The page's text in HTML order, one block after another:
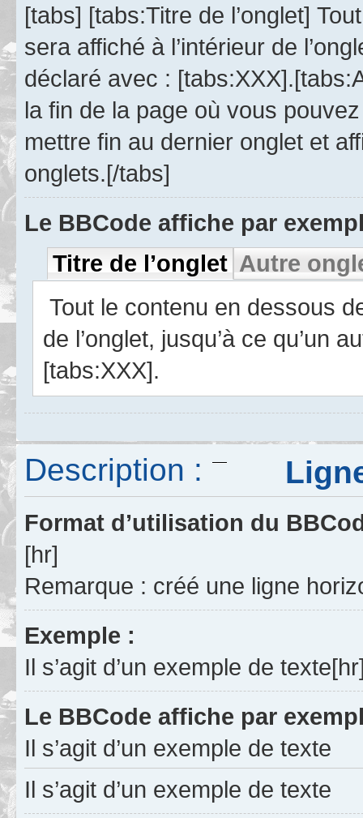
[tabs] [tabs:Titre de l’onglet]
sera affiché à l’intérieur de
déclaré avec :
la fin de la page où vous
mettre fin au dernier onglet et
onglets.[/tabs]
Le BBCode affiche par
Titre de l’onglet Autre
Tout le contenu en dessous
de l’onglet, jusqu’à ce qu’un
[tabs:XXX].
Description : Ligne
Format d’utilisation du
[hr]
Remarque : créé une ligne
Exemple :
Il s’agit d’un exemple de
Le BBCode affiche par
Il s’agit d’un exemple de texte
Il s’agit d’un exemple de texte